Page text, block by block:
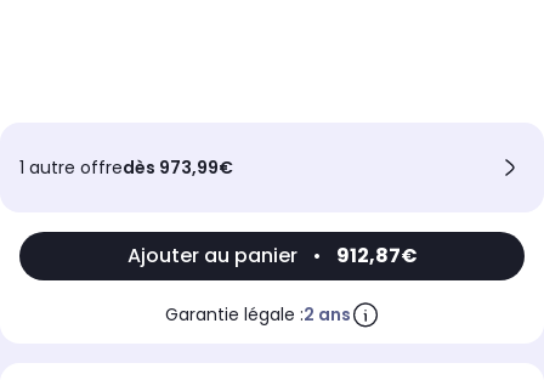
1 autre offredès 973,99€
Ajouter au panier • 912,87€
Garantie légale :2 ans